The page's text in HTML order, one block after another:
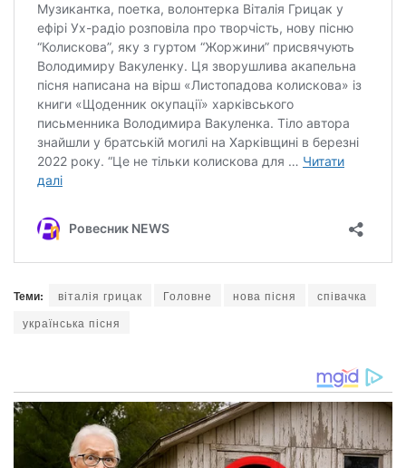
Теми: віталія грицак Головне нова пісня
співачка
українська пісня